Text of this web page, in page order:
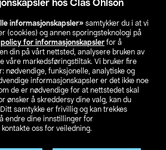
hos Clas Ohlson
informasjonskapsler» samtykker du i at vi
(cookies) og annen sporingsteknologi på
policy for informasjonskapsler for å
din på vårt nettsted, analysere bruken av
våre markedsføringstiltak. Vi bruker fire
nødvendige, funksjonelle, analytiske og
informasjonskapsler er det ikke noe
de er nødvendige for at nettstedet skal
ønsker å skreddersy dine valg, kan du
samtykke er frivillig og kan trekkes
endre dine innstillinger for
oss for veiledning.
Finn din butikk
SE NO FI